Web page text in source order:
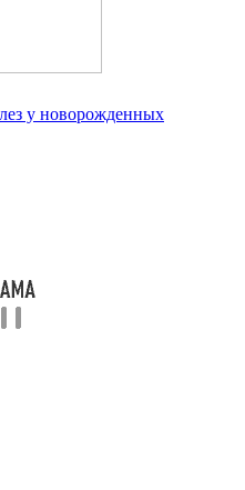
у новорожденных